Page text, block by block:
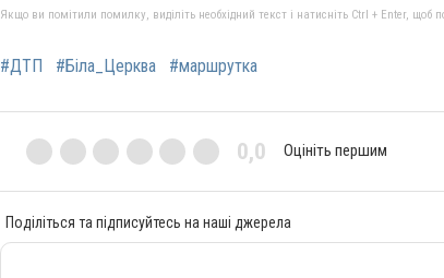
Якщо ви помітили помилку, виділіть необхідний текст і натисніть Ctrl + Enter, щоб
#ДТП #Біла_Церква #маршрутка
0,0 Оцініть першим
Поділіться та підписуйтесь на наші джерела